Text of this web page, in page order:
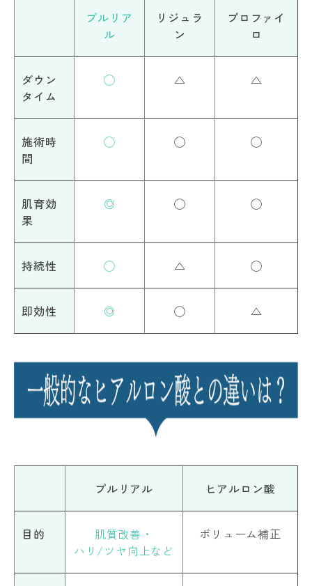
プルリア
ル
リジュラ
ン
プロファイ
ロ
ダウン
タイム
◯ △ △
施術時
間
◯ ◯ ◯
肌育効
果
◎ ◯ ◯
持続性 ◯ △ ◯
即効性 ◎ ◯ △
プルリアル ヒアルロン酸
目的
肌質改善・
ハリ/ツヤ向上など
ボリューム補正